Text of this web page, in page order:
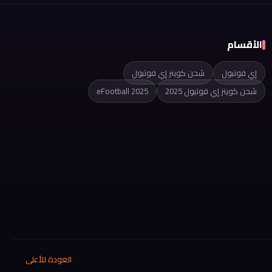
الأقسام
إي فوتبول
شحن كوينز إي فوتبول
شحن كوينز إي فوتبول 2025
eFootball 2025
العودة للأعلى